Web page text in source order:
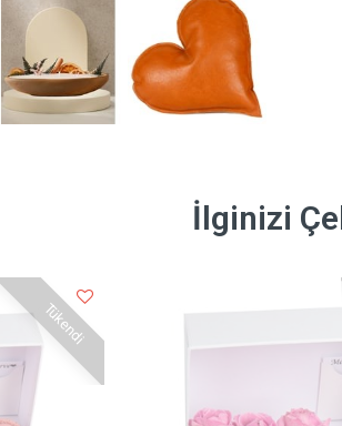
İlginizi
Tükendi